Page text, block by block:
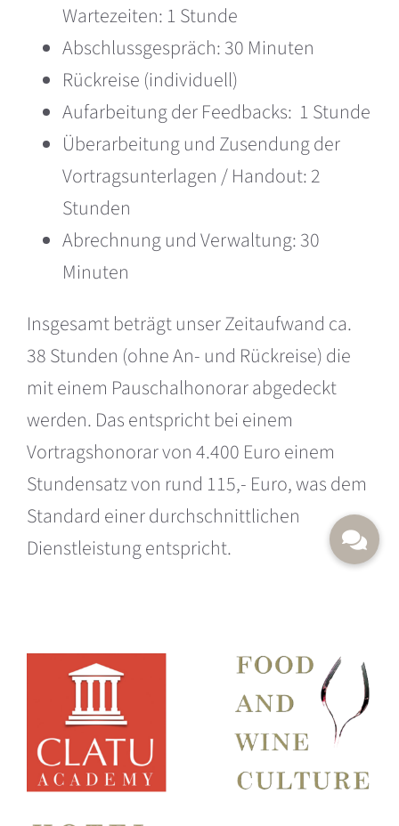
Wartezeiten: 1 Stunde
Abschlussgespräch: 30 Minuten
Rückreise (individuell)
Aufarbeitung der Feedbacks: 1 Stunde
Überarbeitung und Zusendung der
Vortragsunterlagen / Handout: 2
Stunden
Abrechnung und Verwaltung: 30
Minuten
Insgesamt beträgt unser Zeitaufwand ca.
38 Stunden (ohne An- und Rückreise) die
mit einem Pauschalhonorar abgedeckt
werden. Das entspricht bei einem
Vortragshonorar von 4.400 Euro einem
Stundensatz von rund 115,- Euro, was dem
Standard einer durchschnittlichen
Dienstleistung entspricht.